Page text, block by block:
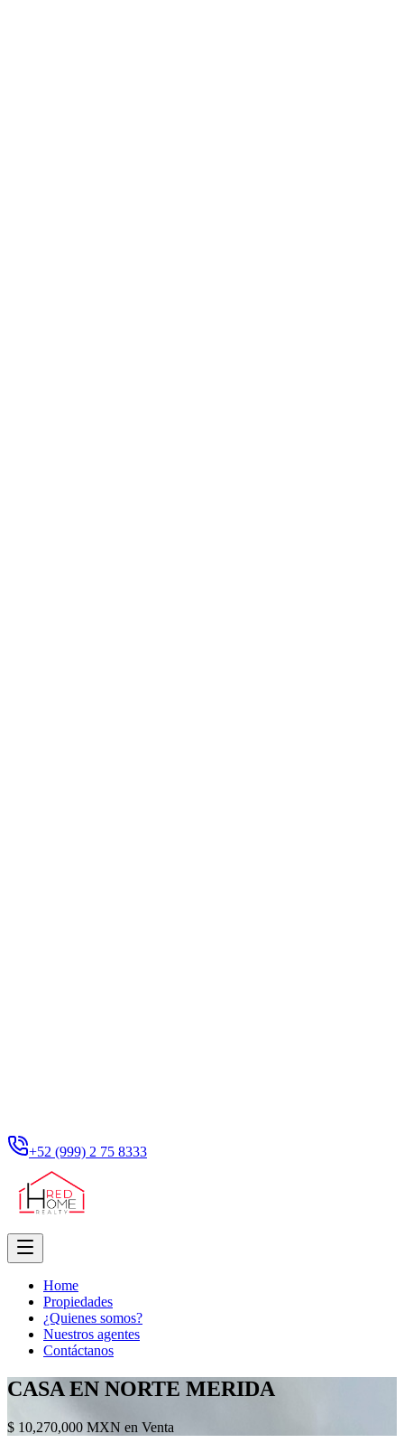
+52 (999) 2 75 8333
Home
Propiedades
¿Quienes somos?
Nuestros agentes
Contáctanos
CASA EN NORTE MERIDA
$ 10,270,000 MXN en Venta